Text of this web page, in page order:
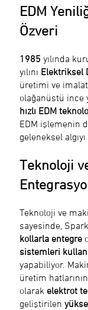
EDM
Özveri
1985 yılında
yılını Elektriksel
üretimi ve
olağanüstü ince
hızlı EDM
EDM işlemenin
geleneksel algıyı
Teknoloji
Teknoloji ve
sayesinde,
kollarla entegre
sistemleri
yapabiliyor.
üretim
olarak elektrot
geliştirilen